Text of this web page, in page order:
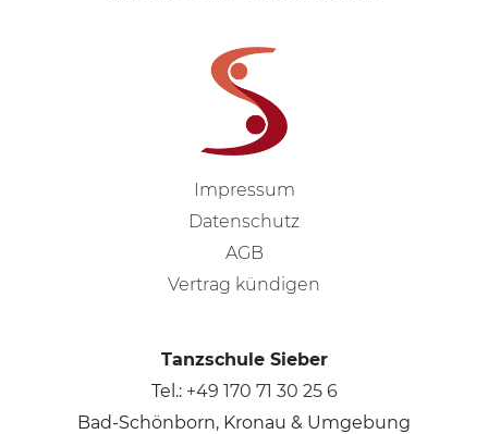
Impressum
Datenschutz
AGB
Vertrag kündigen
Tanzschule Sieber
Tel.: +49 170 71 30 25 6
Bad-Schönborn, Kronau & Umgebung